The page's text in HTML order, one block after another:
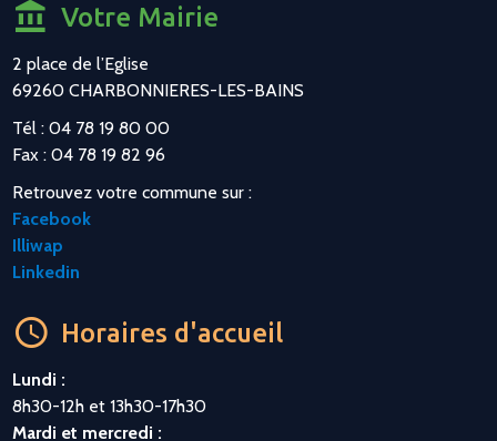
Votre Mairie
2 place de l’Eglise
69260 CHARBONNIERES-LES-BAINS
Tél : 04 78 19 80 00
Fax : 04 78 19 82 96
Retrouvez votre commune sur :
Facebook
Illiwap
Linkedin
Horaires d'accueil
Lundi :
8h30-12h et 13h30-17h30
Mardi et mercredi :